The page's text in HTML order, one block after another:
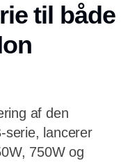
til både
af den
serie, lancerer
750W og